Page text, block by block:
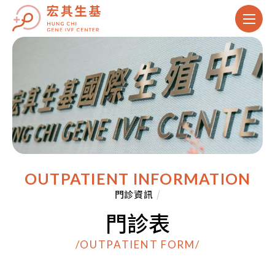
OUTPATIENT INFORMATION
門診資訊 /
門診表
/OUTPATIENT FORM/